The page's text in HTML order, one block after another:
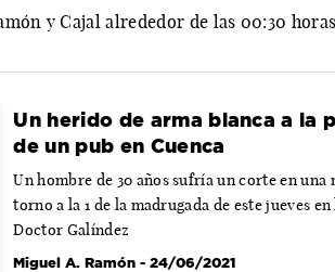
y Cajal alrededor de las 00:30
Un herido de arma blanca a la
de un pub en Cuenca
Un hombre de 30 años sufría un corte en una
torno a la 1 de la madrugada de este jueves
Doctor Galíndez
Miguel A. Ramón - 24/06/2021